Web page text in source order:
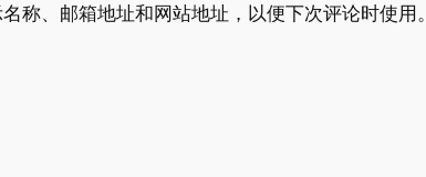
称、邮箱地址和网站地址，以便下次评论时使用。